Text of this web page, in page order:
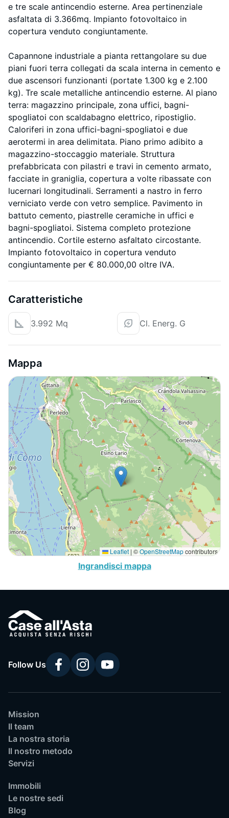
e tre scale antincendio esterne. Area pertinenziale
asfaltata di 3.366mq. Impianto fotovoltaico in
copertura venduto congiuntamente.
Capannone industriale a pianta rettangolare su due
piani fuori terra collegati da scala interna in cemento e
due ascensori funzionanti (portate 1.300 kg e 2.100
kg). Tre scale metalliche antincendio esterne. Al piano
terra: magazzino principale, zona uffici, bagni-
spogliatoi con scaldabagno elettrico, ripostiglio.
Caloriferi in zona uffici-bagni-spogliatoi e due
aerotermi in area delimitata. Piano primo adibito a
magazzino-stoccaggio materiale. Struttura
prefabbricata con pilastri e travi in cemento armato,
facciate in graniglia, copertura a volte ribassate con
lucernari longitudinali. Serramenti a nastro in ferro
verniciato verde con vetro semplice. Pavimento in
battuto cemento, piastrelle ceramiche in uffici e
bagni-spogliatoi. Sistema completo protezione
antincendio. Cortile esterno asfaltato circostante.
Impianto fotovoltaico in copertura venduto
congiuntamente per € 80.000,00 oltre IVA.
Caratteristiche
3.992 Mq Cl. Energ. G
Mappa
Leaflet | ©OpenStreetMapcontributors
Ingrandisci mappa
Follow Us
Mission
Il team
La nostra storia
Il nostro metodo
Servizi
Immobili
Le nostre sedi
Blog